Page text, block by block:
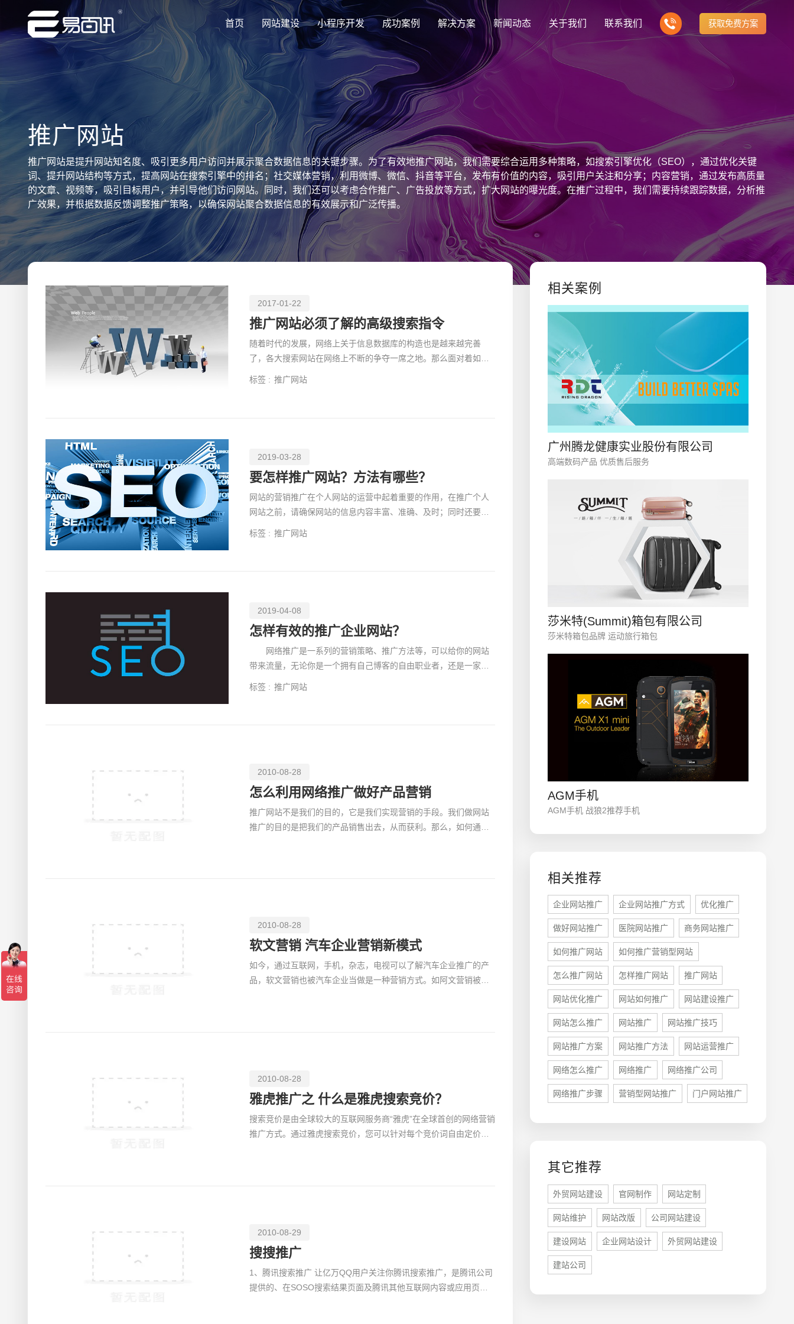
首页 网站建设
专注网站建设行业优质供应商
创意品牌型网站建设
企业品牌高端网站设计
企业营销型网站建设
响应式网站建设
适应各个终端设备网站
网站建设定制改版
定制化网站建设改版方案
购物商城系统开发
零售在线电子商务网站
手机微信网站建设
小程序开发 成功案例
专注网站建设行业优质供应商 集团上市网站
集团大企上市公司
行业门户网站
行业门户网站平台开发
外贸出口网站
外贸进出口网站开发
企业品牌官网
创意品牌型网站建设
企业营销网站
营销型网站建力企业公信力
解决方案
专注网站建设行业优质供应商
解决方案
定制化视觉设计与互动策划方案
芯片半导体网站建设解决方
案
新能源行业网站建设解决方
案
政府网站建设解决方案
购物商城网站建设解决方案 品牌形象网站建设解决方案
门户网站建设解决方案 营销型网站建设解决方案 企业网站建设解决方案
多样化产品总有一个满足你的需求
新闻动态
专注网站建设行业优质供应商 最新签约
Latest signing
建站知识
Website building knowledge
行业新闻
Industry information
网站设计
Website Design
网站观点
关于我们
专注网站建设行业优质供应商 公司介绍
致力于互联网品牌建设
公司团队
我们的团队协作精神
发展历程
一路走来感谢您的陪伴
联系我们 获取免费方案
推广网站
推广网站是提升网站知名度、吸引更多用户访问并展示聚合数据信息的关键步骤。为了有效地推广网站，我们需要综合运用多种策略，如搜索引擎优化（SEO），通过优化关键
词、提升网站结构等方式，提高网站在搜索引擎中的排名；社交媒体营销，利用微博、微信、抖音等平台，发布有价值的内容，吸引用户关注和分享；内容营销，通过发布高质量
的文章、视频等，吸引目标用户，并引导他们访问网站。同时，我们还可以考虑合作推广、广告投放等方式，扩大网站的曝光度。在推广过程中，我们需要持续跟踪数据，分析推
广效果，并根据数据反馈调整推广策略，以确保网站聚合数据信息的有效展示和广泛传播。
2017-01-22
推广网站必须了解的高级搜索指令
随着时代的发展，网络上关于信息数据库的构造也是越来越完善
了，各大搜索网站在网络上不断的争夺一席之地。那么面对着如此
标签 : 推广网站
2019-03-28
要怎样推广网站？方法有哪些？
网站的营销推广在个人网站的运营中起着重要的作用，在推广个人
网站之前，请确保网站的信息内容丰富、准确、及时；同时还要保
标签 : 推广网站
2019-04-08
怎样有效的推广企业网站？
网络推广是一系列的营销策略、推广方法等，可以给你的网站
带来流量，无论你是一个拥有自己博客的自由职业者，还是一家电
标签 : 推广网站
2010-08-28
怎么利用网络推广做好产品营销
推广网站不是我们的目的，它是我们实现营销的手段。我们做网站
推广的目的是把我们的产品销售出去，从而获利。那么，如何通过
2010-08-28
软文营销 汽车企业营销新模式
如今，通过互联网，手机，杂志，电视可以了解汽车企业推广的产
品，软文营销也被汽车企业当做是一种营销方式。如阿文营销被看
2010-08-28
雅虎推广之 什么是雅虎搜索竞价？
搜索竞价是由全球较大的互联网服务商“雅虎”在全球首创的网络营销
推广方式。通过雅虎搜索竞价，您可以针对每个竞价词自由定价，
2010-08-29
搜搜推广
1、腾讯搜索推广 让亿万QQ用户关注你腾讯搜索推广，是腾讯公司
提供的、在SOSO搜索结果页面及腾讯其他互联网内容或应用页面
相关案例
广州腾龙健康实业股份有限公司
高端数码产品 优质售后服务
莎米特(Summit)箱包有限公司
莎米特箱包品牌 运动旅行箱包
AGM手机
AGM手机 战狼2推荐手机
相关推荐
企业网站推广 企业网站推广方式 优化推广
做好网站推广 医院网站推广 商务网站推广
如何推广网站 如何推广营销型网站
怎么推广网站 怎样推广网站 推广网站
网站优化推广 网站如何推广 网站建设推广
网站怎么推广 网站推广 网站推广技巧
网站推广方案 网站推广方法 网站运营推广
网络怎么推广 网络推广 网络推广公司
网络推广步骤 营销型网站推广 门户网站推广
其它推荐
外贸网站建设 官网制作 网站定制
网站维护 网站改版 公司网站建设
建设网站 企业网站设计 外贸网站建设
建站公司
座机
手机
133 1698
微信号
电商及系统平台开发 微信小程序开发 · 年度运维服务